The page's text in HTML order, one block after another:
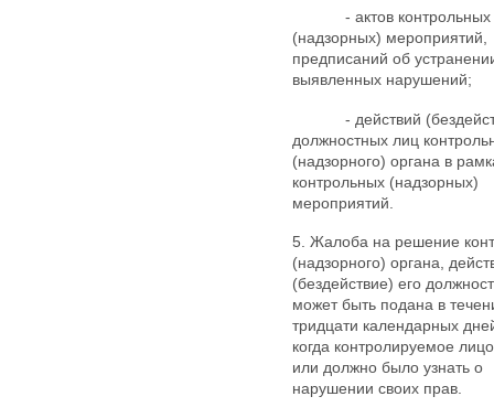
- актов контрольных
(надзорных) мероприятий,
предписаний об
выявленных нарушений;
- действий
должностных лиц
(надзорного) органа в
контрольных (надзорных)
мероприятий.
5. Жалоба на решение
(надзорного) органа,
(бездействие) его
может быть подана в
тридцати календарных
когда контролируемое
или должно было узнать о
нарушении своих прав.